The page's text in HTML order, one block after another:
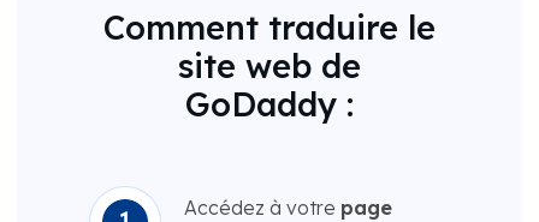
Comment traduire le
site web de
GoDaddy :
Accédez à votre page